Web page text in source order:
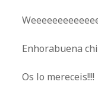
Enhorabuena
Os lo mereceis!!!!